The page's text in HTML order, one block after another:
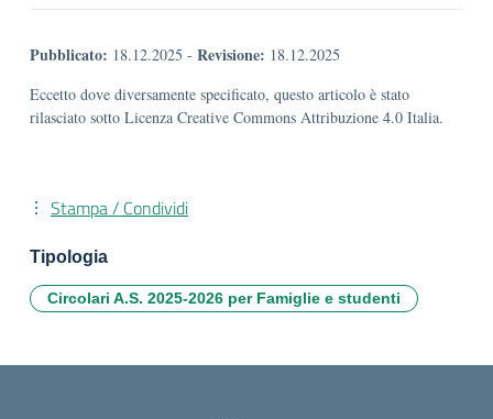
Pubblicato: 18.12.2025 - Revisione: 18.12.2025
Eccetto dove diversamente specificato, questo articolo è stato
rilasciato sotto Licenza Creative Commons Attribuzione 4.0 Italia.
Stampa / Condividi
Tipologia
Circolari A.S. 2025-2026 per Famiglie e studenti